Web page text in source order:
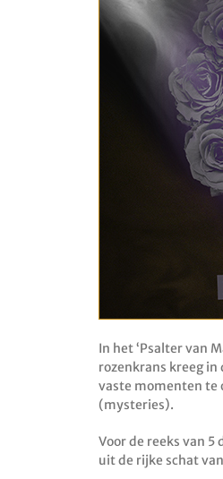
In het ‘Psalter van
rozenkrans kreeg in
vaste momenten te
(mysteries).
Voor de reeks van
uit de rijke schat